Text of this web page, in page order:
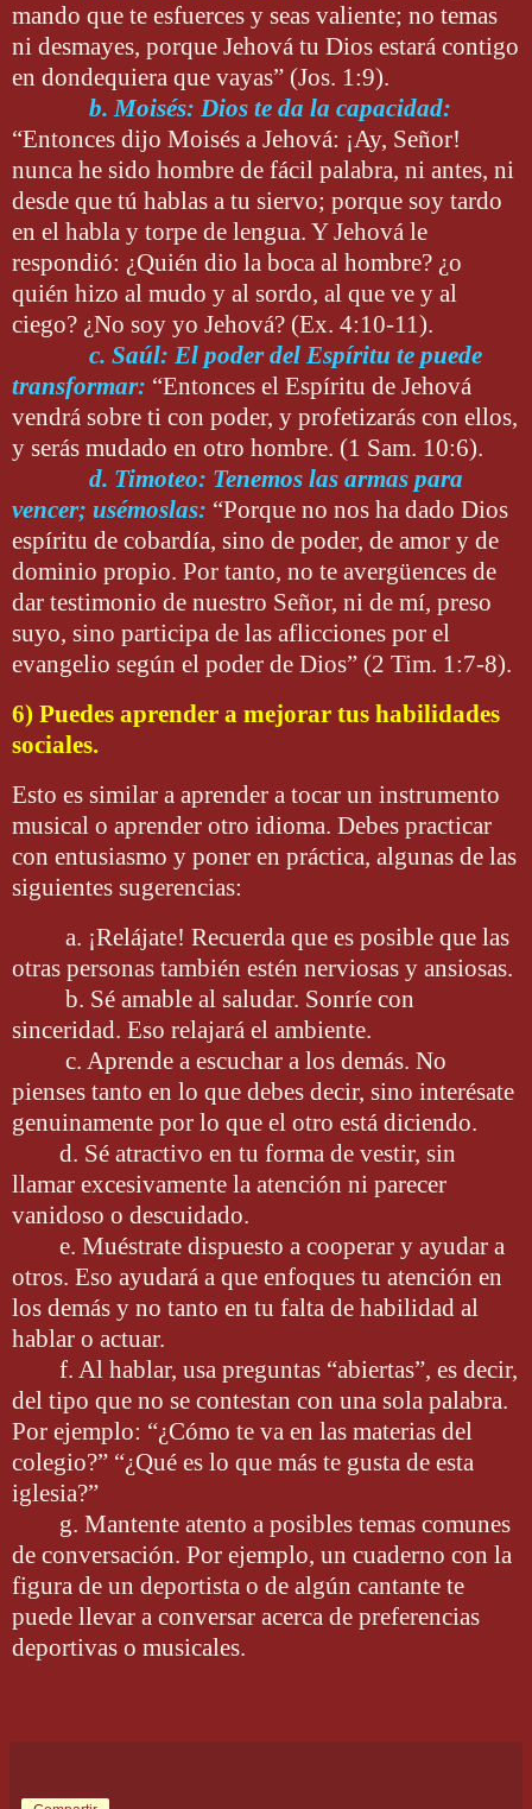
mando que te esfuerces y seas valiente; no temas
ni desmayes, porque Jehová tu Dios estará contigo
en dondequiera que vayas” (Jos. 1:9).
b. Moisés: Dios te da la capacidad:
“Entonces dijo Moisés a Jehová: ¡Ay, Señor!
nunca he sido hombre de fácil palabra, ni antes, ni
desde que tú hablas a tu siervo; porque soy tardo
en el habla y torpe de lengua. Y Jehová le
respondió: ¿Quién dio la boca al hombre? ¿o
quién hizo al mudo y al sordo, al que ve y al
ciego? ¿No soy yo Jehová? (Ex. 4:10-11).
c. Saúl: El poder del Espíritu te puede
transformar: “Entonces el Espíritu de Jehová
vendrá sobre ti con poder, y profetizarás con ellos,
y serás mudado en otro hombre. (1 Sam. 10:6).
d. Timoteo: Tenemos las armas para
vencer; usémoslas: “Porque no nos ha dado Dios
espíritu de cobardía, sino de poder, de amor y de
dominio propio. Por tanto, no te avergüences de
dar testimonio de nuestro Señor, ni de mí, preso
suyo, sino participa de las aflicciones por el
evangelio según el poder de Dios” (2 Tim. 1:7-8).
6) Puedes aprender a mejorar tus habilidades
sociales.
Esto es similar a aprender a tocar un instrumento
musical o aprender otro idioma. Debes practicar
con entusiasmo y poner en práctica, algunas de las
siguientes sugerencias:
a. ¡Relájate! Recuerda que es posible que las
otras personas también estén nerviosas y ansiosas.
b. Sé amable al saludar. Sonríe con
sinceridad. Eso relajará el ambiente.
c. Aprende a escuchar a los demás. No
pienses tanto en lo que debes decir, sino interésate
genuinamente por lo que el otro está diciendo.
d. Sé atractivo en tu forma de vestir, sin
llamar excesivamente la atención ni parecer
vanidoso o descuidado.
e. Muéstrate dispuesto a cooperar y ayudar a
otros. Eso ayudará a que enfoques tu atención en
los demás y no tanto en tu falta de habilidad al
hablar o actuar.
f. Al hablar, usa preguntas “abiertas”, es decir,
del tipo que no se contestan con una sola palabra.
Por ejemplo: “¿Cómo te va en las materias del
colegio?” “¿Qué es lo que más te gusta de esta
iglesia?”
g. Mantente atento a posibles temas comunes
de conversación. Por ejemplo, un cuaderno con la
figura de un deportista o de algún cantante te
puede llevar a conversar acerca de preferencias
deportivas o musicales.